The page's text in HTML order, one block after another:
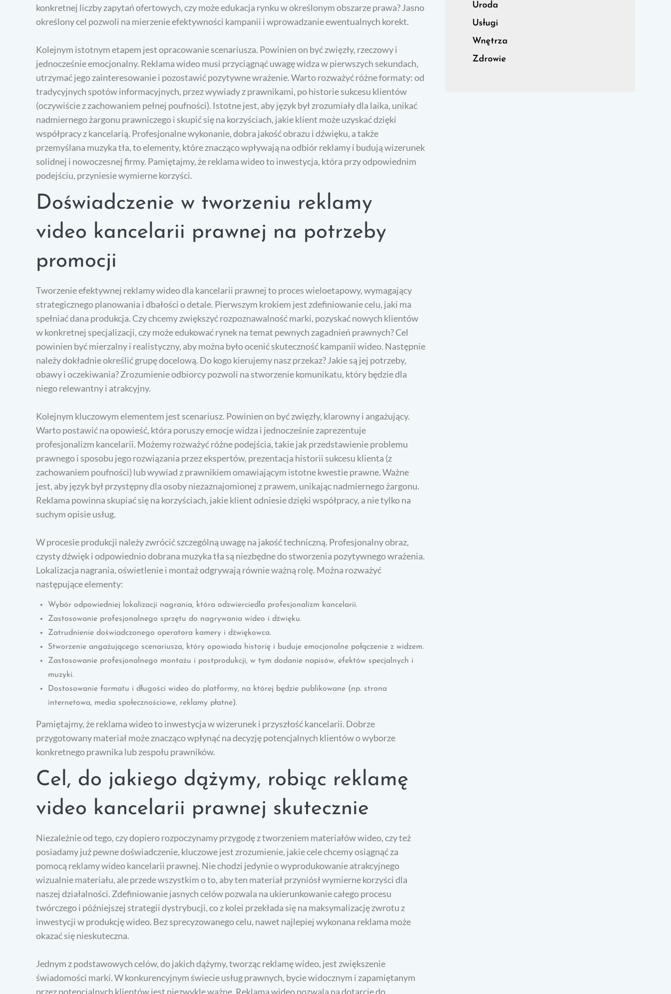
konkretnej liczby zapytań ofertowych, czy może edukacja rynku w określonym obszarze prawa? Jasno
określony cel pozwoli na mierzenie efektywności kampanii i wprowadzanie ewentualnych korekt.
Kolejnym istotnym etapem jest opracowanie scenariusza. Powinien on być zwięzły, rzeczowy i
jednocześnie emocjonalny. Reklama wideo musi przyciągnąć uwagę widza w pierwszych sekundach,
utrzymać jego zainteresowanie i pozostawić pozytywne wrażenie. Warto rozważyć różne formaty: od
tradycyjnych spotów informacyjnych, przez wywiady z prawnikami, po historie sukcesu klientów
(oczywiście z zachowaniem pełnej poufności). Istotne jest, aby język był zrozumiały dla laika, unikać
nadmiernego żargonu prawniczego i skupić się na korzyściach, jakie klient może uzyskać dzięki
współpracy z kancelarią. Profesjonalne wykonanie, dobra jakość obrazu i dźwięku, a także
przemyślana muzyka tła, to elementy, które znacząco wpływają na odbiór reklamy i budują wizerunek
solidnej i nowoczesnej firmy. Pamiętajmy, że reklama wideo to inwestycja, która przy odpowiednim
podejściu, przyniesie wymierne korzyści.
Doświadczenie w tworzeniu reklamy
video kancelarii prawnej na potrzeby
promocji
Tworzenie efektywnej reklamy wideo dla kancelarii prawnej to proces wieloetapowy, wymagający
strategicznego planowania i dbałości o detale. Pierwszym krokiem jest zdefiniowanie celu, jaki ma
spełniać dana produkcja. Czy chcemy zwiększyć rozpoznawalność marki, pozyskać nowych klientów
w konkretnej specjalizacji, czy może edukować rynek na temat pewnych zagadnień prawnych? Cel
powinien być mierzalny i realistyczny, aby można było ocenić skuteczność kampanii wideo. Następnie
należy dokładnie określić grupę docelową. Do kogo kierujemy nasz przekaz? Jakie są jej potrzeby,
obawy i oczekiwania? Zrozumienie odbiorcy pozwoli na stworzenie komunikatu, który będzie dla
niego relewantny i atrakcyjny.
Kolejnym kluczowym elementem jest scenariusz. Powinien on być zwięzły, klarowny i angażujący.
Warto postawić na opowieść, która poruszy emocje widza i jednocześnie zaprezentuje
profesjonalizm kancelarii. Możemy rozważyć różne podejścia, takie jak przedstawienie problemu
prawnego i sposobu jego rozwiązania przez ekspertów, prezentacja historii sukcesu klienta (z
zachowaniem poufności) lub wywiad z prawnikiem omawiającym istotne kwestie prawne. Ważne
jest, aby język był przystępny dla osoby niezaznajomionej z prawem, unikając nadmiernego żargonu.
Reklama powinna skupiać się na korzyściach, jakie klient odniesie dzięki współpracy, a nie tylko na
suchym opisie usług.
W procesie produkcji należy zwrócić szczególną uwagę na jakość techniczną. Profesjonalny obraz,
czysty dźwięk i odpowiednio dobrana muzyka tła są niezbędne do stworzenia pozytywnego wrażenia.
Lokalizacja nagrania, oświetlenie i montaż odgrywają równie ważną rolę. Można rozważyć
następujące elementy:
Wybór odpowiedniej lokalizacji nagrania, która odzwierciedla profesjonalizm kancelarii.
Zastosowanie profesjonalnego sprzętu do nagrywania wideo i dźwięku.
Zatrudnienie doświadczonego operatora kamery i dźwiękowca.
Stworzenie angażującego scenariusza, który opowiada historię i buduje emocjonalne połączenie z widzem.
Zastosowanie profesjonalnego montażu i postprodukcji, w tym dodanie napisów, efektów specjalnych i
muzyki.
Dostosowanie formatu i długości wideo do platformy, na której będzie publikowane (np. strona
internetowa, media społecznościowe, reklamy płatne).
Pamiętajmy, że reklama wideo to inwestycja w wizerunek i przyszłość kancelarii. Dobrze
przygotowany materiał może znacząco wpłynąć na decyzję potencjalnych klientów o wyborze
konkretnego prawnika lub zespołu prawników.
Cel, do jakiego dążymy, robiąc reklamę
video kancelarii prawnej skutecznie
Niezależnie od tego, czy dopiero rozpoczynamy przygodę z tworzeniem materiałów wideo, czy też
posiadamy już pewne doświadczenie, kluczowe jest zrozumienie, jakie cele chcemy osiągnąć za
pomocą reklamy wideo kancelarii prawnej. Nie chodzi jedynie o wyprodukowanie atrakcyjnego
wizualnie materiału, ale przede wszystkim o to, aby ten materiał przyniósł wymierne korzyści dla
naszej działalności. Zdefiniowanie jasnych celów pozwala na ukierunkowanie całego procesu
twórczego i późniejszej strategii dystrybucji, co z kolei przekłada się na maksymalizację zwrotu z
inwestycji w produkcję wideo. Bez sprecyzowanego celu, nawet najlepiej wykonana reklama może
okazać się nieskuteczna.
Jednym z podstawowych celów, do jakich dążymy, tworząc reklamę wideo, jest zwiększenie
świadomości marki. W konkurencyjnym świecie usług prawnych, bycie widocznym i zapamiętanym
przez potencjalnych klientów jest niezwykle ważne. Reklama wideo pozwala na dotarcie do
Uroda
Usługi
Wnętrza
Zdrowie